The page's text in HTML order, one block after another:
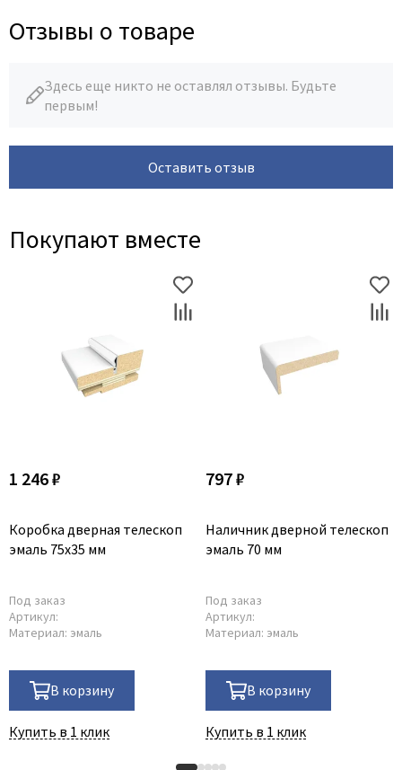
Отзывы о товаре
Здесь еще никто не оставлял отзывы. Будьте
первым!
Оставить отзыв
Покупают вместе
1 246 ₽
Коробка дверная телескоп
эмаль 75х35 мм
Под заказ
Артикул:
Материал: эмаль
В корзину
Купить в 1 клик
797 ₽
Наличник дверной телескоп
эмаль 70 мм
Под заказ
Артикул:
Материал: эмаль
В корзину
Купить в 1 клик